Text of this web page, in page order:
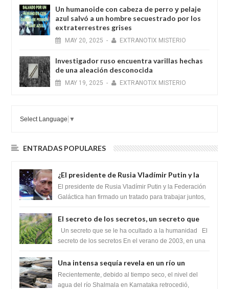
Un humanoide con cabeza de perro у pelaje
azul salvó a un hombre secuestrado por los
extraterrestres grises
MAY 20, 2025 - EXTRANOTIX MISTERIO
Investigador ruso encuentra varillas hechas
de una aleación desconocida
MAY 19, 2025 - EXTRANOTIX MISTERIO
Select Language ▼
ENTRADAS POPULARES
¿El presidente de Rusia Vladímir Putin y la
Federación Galactica han firmado un
tratado para acabar con los Sionistas?
El presidente de Rusia Vladímir Putin y la Federación
Galáctica han firmado un tratado para trabajar juntos,
El secreto de los secretos, un secreto que
cambiaría por completo el destino de la
humanidad
Un secreto que se le ha ocultado a la humanidad El
secreto de los secretos En el verano de 2003, en una
Una intensa sequía revela en un río un
impresionante hallazgo de miles de Shiva
Lingas
Recientemente, debido al tiempo seco, el nivel del
agua del río Shalmala en Karnataka retrocedió,